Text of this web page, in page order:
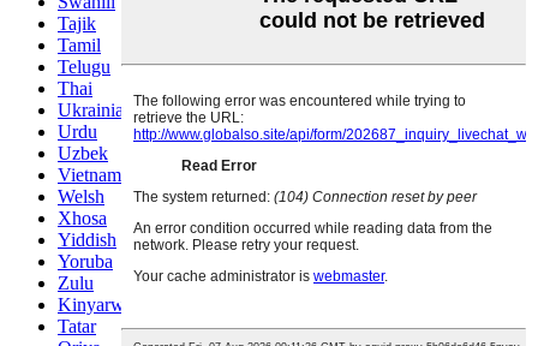
Tajik
Tamil
Telugu
Thai
Ukrainian
Urdu
Uzbek
Vietnamese
Welsh
Xhosa
Yiddish
Yoruba
Zulu
Kinyarwanda
Tatar